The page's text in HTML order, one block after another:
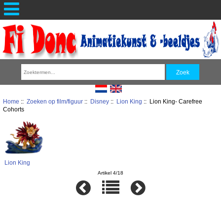
Home :: Zoeken op film/figuur:: Disney:: Lion King :: Lion King- Carefree
Cohorts
Lion King
Artikel 4/18